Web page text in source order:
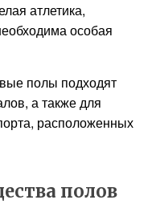
атлетика,
особая
полы подходят
а также для
расположенных
полов